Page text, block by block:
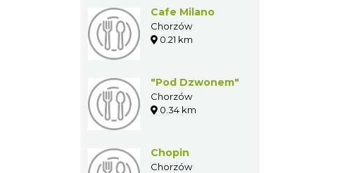
Cafe Milano
Chorzów
0.21 km
"Pod Dzwonem"
Chorzów
0.34 km
Chopin
Chorzów